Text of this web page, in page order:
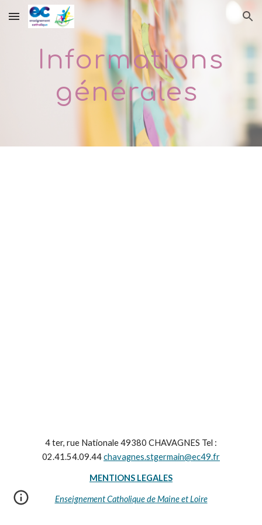
Skip to main content Skip to navigation
Informations
générales
4 ter, rue Nationale 49380 CHAVAGNES Tel :
02.41.54.09.44chavagnes.stgermain@ec49.fr
MENTIONS LEGALES
Enseignement Catholique de Maine et Loire